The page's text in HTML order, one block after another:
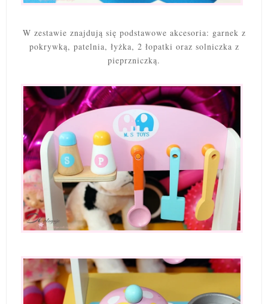
W zestawie znajdują się podstawowe akcesoria: garnek z
pokrywką, patelnia, łyżka, 2 łopatki oraz solniczka z
pieprzniczką.